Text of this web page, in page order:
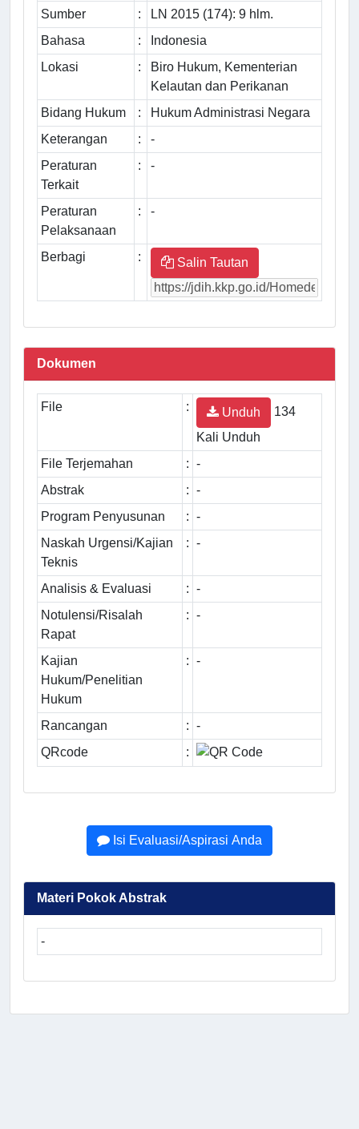
Sumber :
LN 2015 (174): 9 hlm.
Bahasa
:
Indonesia
Lokasi
:
Biro Hukum, Kementerian
Kelautan dan Perikanan
Bidang Hukum
:
Hukum Administrasi Negara
Keterangan
:
-
Peraturan
Terkait
: -
Peraturan
Pelaksanaan
: -
Berbagi : Salin Tautan
Dokumen
File : Unduh
134
Kali Unduh
File Terjemahan
: -
Abstrak
: -
Program Penyusunan
: -
Naskah Urgensi/Kajian
Teknis
: -
Analisis & Evaluasi : -
Notulensi/Risalah
Rapat
: -
Kajian
Hukum/Penelitian
Hukum
: -
Rancangan : -
QRcode
:
Isi Evaluasi/Aspirasi Anda
Materi Pokok Abstrak
-